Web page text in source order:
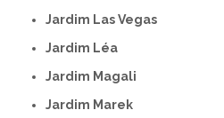
Jardim Las Vegas
Jardim Léa
Jardim Magali
Jardim Marek